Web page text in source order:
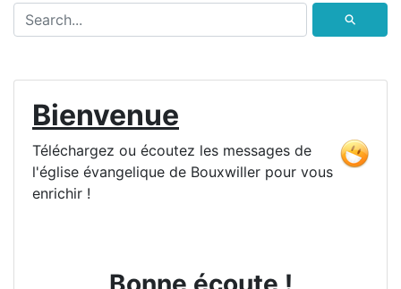
⚲
Bienvenue
Téléchargez ou écoutez les messages de
l'église évangelique de Bouxwiller pour vous
enrichir !